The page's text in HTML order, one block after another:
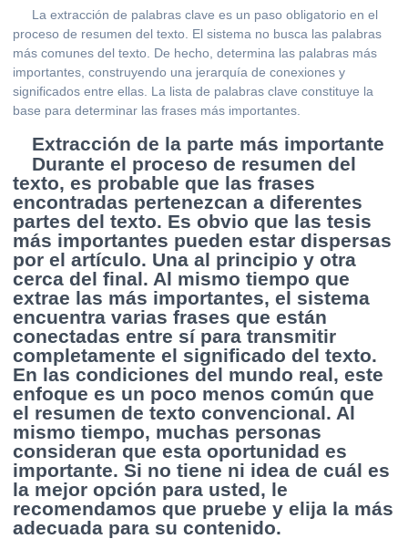
La extracción de palabras clave es un paso obligatorio en el
proceso de resumen del texto. El sistema no busca las palabras
más comunes del texto. De hecho, determina las palabras más
importantes, construyendo una jerarquía de conexiones y
significados entre ellas. La lista de palabras clave constituye la
base para determinar las frases más importantes.
Extracción de la parte más importante
Durante el proceso de resumen del
texto, es probable que las frases
encontradas pertenezcan a diferentes
partes del texto. Es obvio que las tesis
más importantes pueden estar dispersas
por el artículo. Una al principio y otra
cerca del final. Al mismo tiempo que
extrae las más importantes, el sistema
encuentra varias frases que están
conectadas entre sí para transmitir
completamente el significado del texto.
En las condiciones del mundo real, este
enfoque es un poco menos común que
el resumen de texto convencional. Al
mismo tiempo, muchas personas
consideran que esta oportunidad es
importante. Si no tiene ni idea de cuál es
la mejor opción para usted, le
recomendamos que pruebe y elija la más
adecuada para su contenido.